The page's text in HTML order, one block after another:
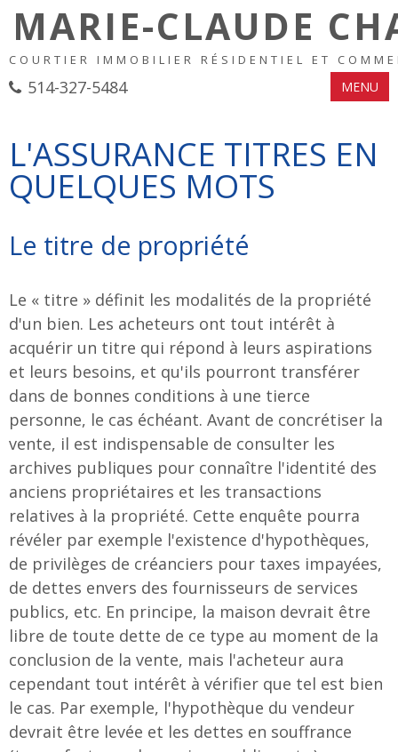
MARIE-CLAUDE
COURTIER IMMOBILIER RÉSIDENTIEL ET
514-327-5484 MENU
L'ASSURANCE TITRES EN
QUELQUES MOTS
Le titre de propriété
Le « titre » définit les modalités de la propriété
d'un bien. Les acheteurs ont tout intérêt à
acquérir un titre qui répond à leurs aspirations
et leurs besoins, et qu'ils pourront transférer
dans de bonnes conditions à une tierce
personne, le cas échéant. Avant de concrétiser la
vente, il est indispensable de consulter les
archives publiques pour connaître l'identité des
anciens propriétaires et les transactions
relatives à la propriété. Cette enquête pourra
révéler par exemple l'existence d'hypothèques,
de privilèges de créanciers pour taxes impayées,
de dettes envers des fournisseurs de services
publics, etc. En principe, la maison devrait être
libre de toute dette de ce type au moment de la
conclusion de la vente, mais l'acheteur aura
cependant tout intérêt à vérifier que tel est bien
le cas. Par exemple, l'hypothèque du vendeur
devrait être levée et les dettes en souffrance